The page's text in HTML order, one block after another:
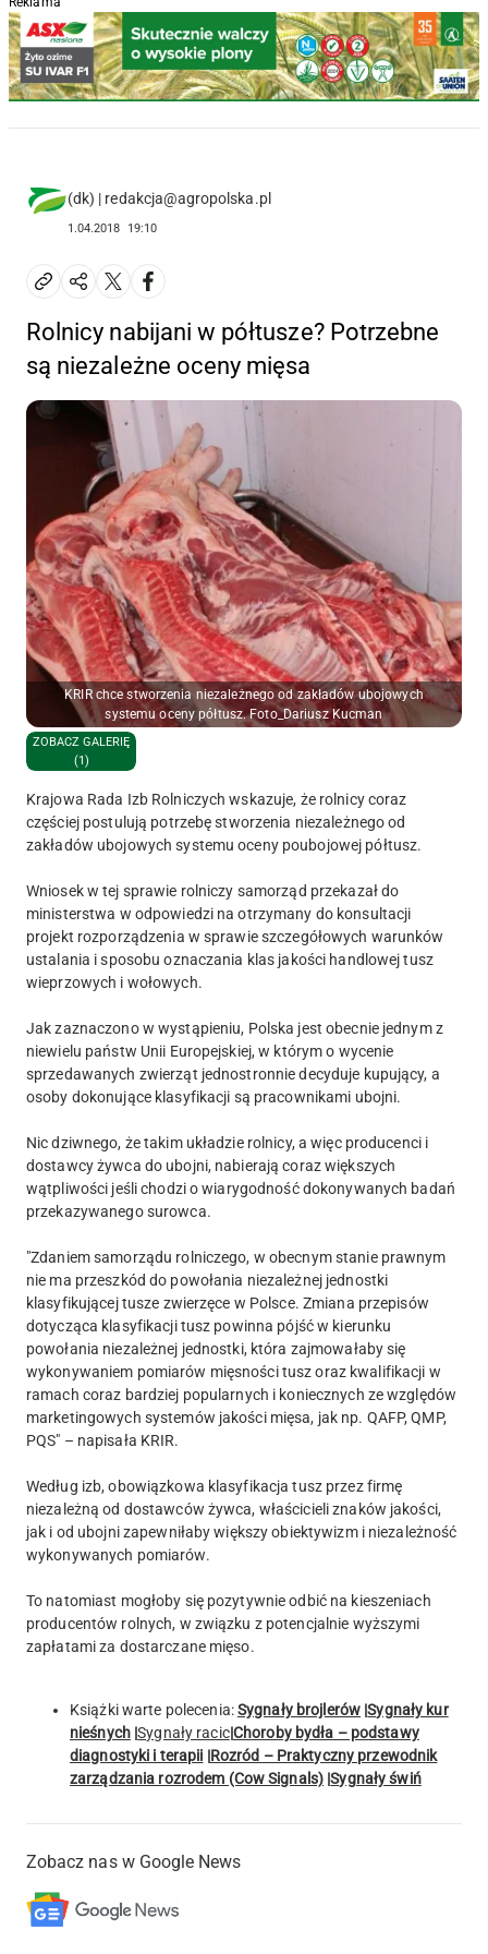
(dk) | redakcja@agropolska.pl
1.04.2018 19:10
Rolnicy nabijani w półtusze? Potrzebne
są niezależne oceny mięsa
KRIR chce stworzenia niezależnego od zakładów ubojowych
systemu oceny półtusz. Foto_Dariusz Kucman
ZOBACZ GALERIĘ
(1)
Krajowa Rada Izb Rolniczych wskazuje, że rolnicy coraz
częściej postulują potrzebę stworzenia niezależnego od
zakładów ubojowych systemu oceny poubojowej półtusz.
Wniosek w tej sprawie rolniczy samorząd przekazał do
ministerstwa w odpowiedzi na otrzymany do konsultacji
projekt rozporządzenia w sprawie szczegółowych warunków
ustalania i sposobu oznaczania klas jakości handlowej tusz
wieprzowych i wołowych.
Jak zaznaczono w wystąpieniu, Polska jest obecnie jednym z
niewielu państw Unii Europejskiej, w którym o wycenie
sprzedawanych zwierząt jednostronnie decyduje kupujący, a
osoby dokonujące klasyfikacji są pracownikami ubojni.
Nic dziwnego, że takim układzie rolnicy, a więc producenci i
dostawcy żywca do ubojni, nabierają coraz większych
wątpliwości jeśli chodzi o wiarygodność dokonywanych badań
przekazywanego surowca.
"Zdaniem samorządu rolniczego, w obecnym stanie prawnym
nie ma przeszkód do powołania niezależnej jednostki
klasyfikującej tusze zwierzęce w Polsce. Zmiana przepisów
dotycząca klasyfikacji tusz powinna pójść w kierunku
powołania niezależnej jednostki, która zajmowałaby się
wykonywaniem pomiarów mięsności tusz oraz kwalifikacji w
ramach coraz bardziej popularnych i koniecznych ze względów
marketingowych systemów jakości mięsa, jak np. QAFP, QMP,
PQS" – napisała KRIR.
Według izb, obowiązkowa klasyfikacja tusz przez firmę
niezależną od dostawców żywca, właścicieli znaków jakości,
jak i od ubojni zapewniłaby większy obiektywizm i niezależność
wykonywanych pomiarów.
To natomiast mogłoby się pozytywnie odbić na kieszeniach
producentów rolnych, w związku z potencjalnie wyższymi
zapłatami za dostarczane mięso.
Książki warte polecenia:Sygnały brojlerów |Sygnały kur
nieśnych|Sygnały racic|Choroby bydła – podstawy
diagnostyki i terapii |Rozród – Praktyczny przewodnik
zarządzania rozrodem (Cow Signals) |Sygnały świń
Zobacz nas w Google News